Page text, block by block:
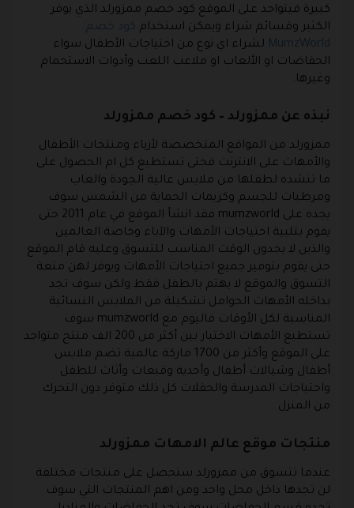
كبيرة فيتواجد على الموقع كود خصم ممزورلد الذي يوفر
الكثير وقسائم شراء ويمكن استخدام كود خصم
MumzWorld لشراء اي نوع من احتياجات الأطفال سواء
الحفاضات او الألعاب او ملاعب اللعب وأدوات الاستحمام
وغيرها.
نبذه عن ممزورلد – كود خصم ممزورلد
ممزورلد من المواقع المتخصصة لأزياء ومنتجات الأطفال
والأمهات على الانترنت فحتى تستطيع كل ام الحصول على
ما تنشده لطفلها من ملابس عالية الجودة والعاب
ومرطبات للجسم وكريمات الحماية من الشمس سوف
يجده على mumzworld
فقد انشأ الموقع في عام 2011 حتى
يقوم بتلبية احتياجات الأمهات والآباء وخاصة العالمين
والذين لا يجدون الوقت المناسب للتسوق وعليه قام الموقع
حتى يقوم بتوفير جميع احتياجات الأمهات ويوفر لهن متعة
التسوق والموقع لا يهتم بالطفل فقط ولكن سوف تجد
بداخله الأمهات الحوامل تشكيلة من الملابس النسائية
المناسبة لكل الأوقات فاليوم مع mumzworld سوف
تستطيع الأمهات الاختيار بين أكثر من 200 الف منتج متواجد
على الموقع وأكثر من 1700 ماركة عالمية تضم ملابس
أطفال وشيالات أطفال وأحذية وقبعات وأثاث للطفل
واحتياجات المدرسة والحفلات كل ذلك متوفر دون التحرك
من المنزل .
منتجات موقع عالم الامهات ممزورلد
عندما تتسوق من ممزورلد ستحصل على منتجات مختلفة
لن تجدها داخل محل واحد ومن اهم المنتجات التي سوف